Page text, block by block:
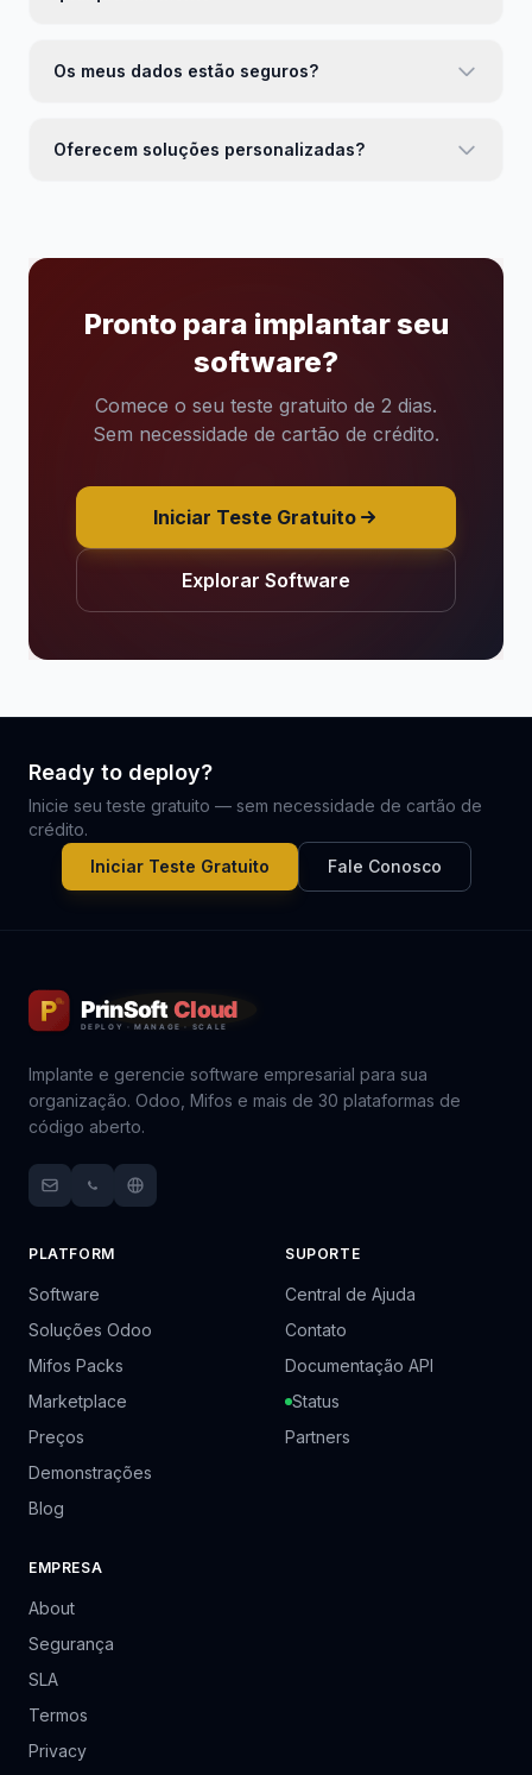
Os meus dados estão seguros?
Oferecem soluções personalizadas?
Pronto para implantar seu
software?
Comece o seu teste gratuito de 2 dias.
Sem necessidade de cartão de crédito.
Iniciar Teste Gratuito
Explorar Software
Ready to deploy?
Inicie seu teste gratuito — sem necessidade de cartão de
crédito.
Iniciar Teste Gratuito
Fale Conosco
Implante e gerencie software empresarial para sua
organização. Odoo, Mifos e mais de 30 plataformas de
código aberto.
PLATFORM
Software
Soluções Odoo
Mifos Packs
Marketplace
Preços
Demonstrações
Blog
SUPORTE
Central de Ajuda
Contato
Documentação API
Status
Partners
EMPRESA
About
Segurança
SLA
Termos
Privacy